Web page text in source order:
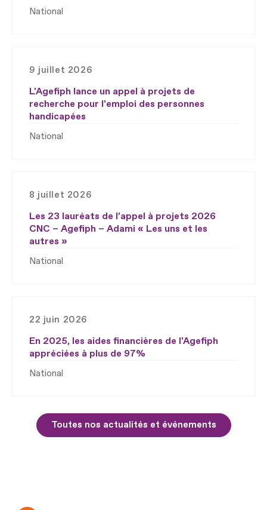
National
9 juillet 2026
L'Agefiph lance un appel à projets de
recherche pour l’emploi des personnes
handicapées
National
8 juillet 2026
Les 23 lauréats de l’appel à projets 2026
CNC – Agefiph – Adami « Les uns et les
autres »
National
22 juin 2026
En 2025, les aides financières de l'Agefiph
appréciées à plus de 97%
National
Toutes nos actualités et événements